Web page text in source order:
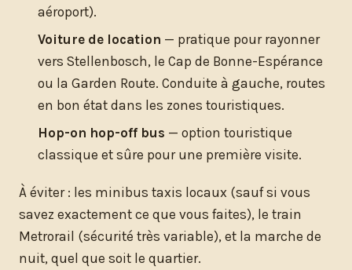
aéroport).
Voiture de location — pratique pour rayonner
vers Stellenbosch, le Cap de Bonne-Espérance
ou la Garden Route. Conduite à gauche, routes
en bon état dans les zones touristiques.
Hop-on hop-off bus — option touristique
classique et sûre pour une première visite.
À éviter : les minibus taxis locaux (sauf si vous
savez exactement ce que vous faites), le train
Metrorail (sécurité très variable), et la marche de
nuit, quel que soit le quartier.